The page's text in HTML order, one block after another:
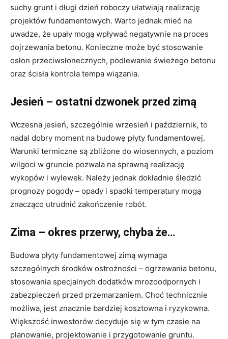
suchy grunt i długi dzień roboczy ułatwiają realizację
projektów fundamentowych. Warto jednak mieć na
uwadze, że upały mogą wpływać negatywnie na proces
dojrzewania betonu. Konieczne może być stosowanie
osłon przeciwsłonecznych, podlewanie świeżego betonu
oraz ścisła kontrola tempa wiązania.
Jesień – ostatni dzwonek przed zimą
Wczesna jesień, szczególnie wrzesień i październik, to
nadal dobry moment na budowę płyty fundamentowej.
Warunki termiczne są zbliżone do wiosennych, a poziom
wilgoci w gruncie pozwala na sprawną realizację
wykopów i wylewek. Należy jednak dokładnie śledzić
prognozy pogody – opady i spadki temperatury mogą
znacząco utrudnić zakończenie robót.
Zima – okres przerwy, chyba że…
Budowa płyty fundamentowej zimą wymaga
szczególnych środków ostrożności – ogrzewania betonu,
stosowania specjalnych dodatków mrozoodpornych i
zabezpieczeń przed przemarzaniem. Choć technicznie
możliwa, jest znacznie bardziej kosztowna i ryzykowna.
Większość inwestorów decyduje się w tym czasie na
planowanie, projektowanie i przygotowanie gruntu.